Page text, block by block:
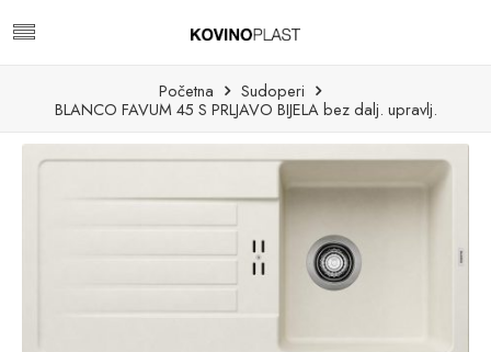
Početna
Sudoperi
BLANCO FAVUM 45 S PRLJAVO BIJELA bez dalj. upravlj.